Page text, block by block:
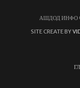
АШДОД ИНФО
SITE CREATE BY